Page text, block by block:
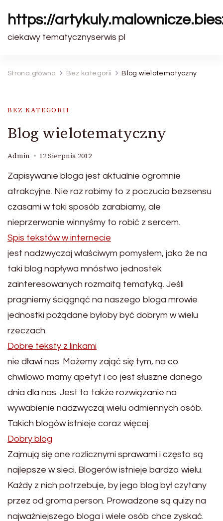
https://
ciekawy tematycznyserwis pl
Strona główna Bez kategorii Blog wielotematyczny
BEZ KATEGORII
Blog wielotematyczny
Admin 12 Sierpnia 2012
Zapisywanie bloga jest aktualnie ogromnie
atrakcyjne. Nie raz robimy to z poczucia bezsensu
czasami w taki sposób zarabiamy, ale
nieprzerwanie winnyśmy to robić z sercem.
Spis tekstów w internecie
jest nadzwyczaj właściwym pomysłem, jako że na
taki blog napływa mnóstwo jednostek
zainteresowanych rozmaitą tematyką. Jeśli
pragniemy ściągnąć na naszego bloga mrowie
jednostki pożądane byłoby być dobrym w wielu
rzeczach.
Dobre teksty z linkami
nie dławi nas. Możemy zająć się tym, na co
chwilowo mamy apetyt i co jest słuszne danego
dnia dla nas. Jest to także rozwiązanie na
wywabienie nadzwyczaj wielu odmiennych osób.
Takich blogów istnieje coraz więcej.
Dobry blog
Zajmują się one rozlicznymi sprawami i często są
najlepsze w sieci. Blogerów istnieje bardzo wielu.
Każdy z nich potrzebuje, by jego blog był czytany
przez od groma person. Prowadzone są quizy na
najważniejszego bloga i wiele osób chce zyskać.